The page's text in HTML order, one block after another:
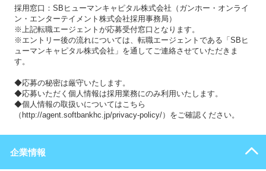
採用窓口：SBヒューマンキャピタル株式会社（ガンホー・オンライ
ン・エンターテイメント株式会社採用事務局）
※上記転職エージェントが応募受付窓口となります。
※エントリー後の流れについては、転職エージェントである「SBヒ
ューマンキャピタル株式会社」を通してご連絡させていただきま
す。
◆応募の秘密は厳守いたします。
◆応募いただく個人情報は採用業務にのみ利用いたします。
◆個人情報の取扱いについてはこちら
（http://agent.softbankhc.jp/privacy-policy/）をご確認ください。
企業情報